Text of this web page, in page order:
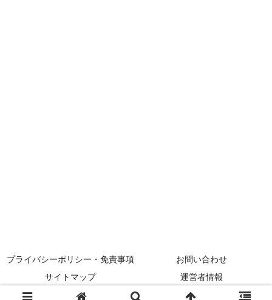
プライバシーポリシー・免責事項
お問い合わせ
サイトマップ
運営者情報